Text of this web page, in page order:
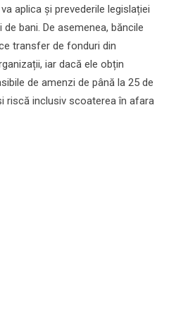
aplica și prevederile legislației
bani. De asemenea, băncile
transfer de fonduri din
iar dacă ele obțin
de amenzi de până la 25 de
riscă inclusiv scoaterea în afara